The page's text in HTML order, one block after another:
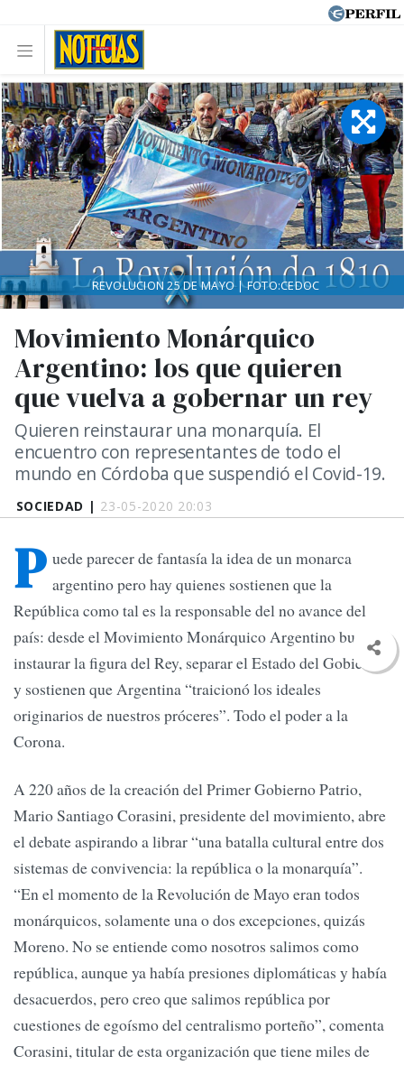
SOCIEDAD | 23-05-2020 20:03
Movimiento Monárquico
Argentino: los que quieren
que vuelva a gobernar un rey
Quieren reinstaurar una monarquía. El
encuentro con representantes de todo el
mundo en Córdoba que suspendió el Covid-19.
REVOLUCION 25 DE MAYO | FOTO:CEDOC
P uede parecer de fantasía la idea de un monarca
argentino pero hay quienes sostienen que la
República como tal es la responsable del no avance del
país: desde el Movimiento Monárquico Argentino buscan
instaurar la figura del Rey, separar el Estado del Gobierno
y sostienen que Argentina “traicionó los ideales
originarios de nuestros próceres”. Todo el poder a la
Corona.
A 220 años de la creación del Primer Gobierno Patrio,
Mario Santiago Corasini, presidente del movimiento, abre
el debate aspirando a librar “una batalla cultural entre dos
sistemas de convivencia: la república o la monarquía”.
“En el momento de la Revolución de Mayo eran todos
monárquicos, solamente una o dos excepciones, quizás
Moreno. No se entiende como nosotros salimos como
república, aunque ya había presiones diplomáticas y había
desacuerdos, pero creo que salimos república por
cuestiones de egoísmo del centralismo porteño”, comenta
Corasini, titular de esta organización que tiene miles de